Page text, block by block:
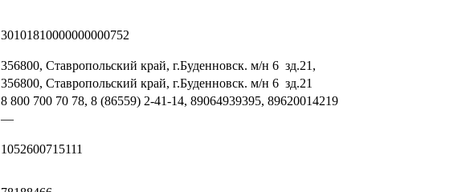
30101810000000000752
356800, Ставропольский край, г.Буденновск. м/н 6 зд.21,
356800, Ставропольский край, г.Буденновск. м/н 6 зд.21
8 800 700 70 78, 8 (86559) 2-41-14, 89064939395, 89620014219
—
1052600715111